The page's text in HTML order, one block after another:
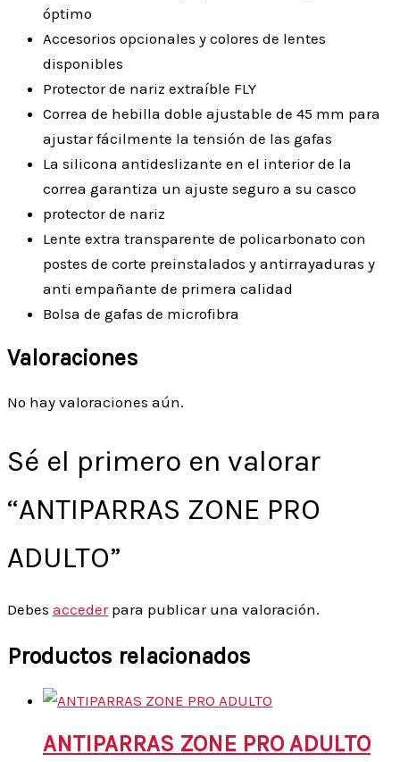
óptimo
Accesorios opcionales y colores de lentes
disponibles
Protector de nariz extraíble FLY
Correa de hebilla doble ajustable de 45 mm para
ajustar fácilmente la tensión de las gafas
La silicona antideslizante en el interior de la
correa garantiza un ajuste seguro a su casco
protector de nariz
Lente extra transparente de policarbonato con
postes de corte preinstalados y antirrayaduras y
anti empañante de primera calidad
Bolsa de gafas de microfibra
Valoraciones
No hay valoraciones aún.
Sé el primero en valorar
“ANTIPARRAS ZONE PRO
ADULTO”
Debes accederpara publicar una valoración.
Productos relacionados
ANTIPARRAS ZONE PRO ADULTO